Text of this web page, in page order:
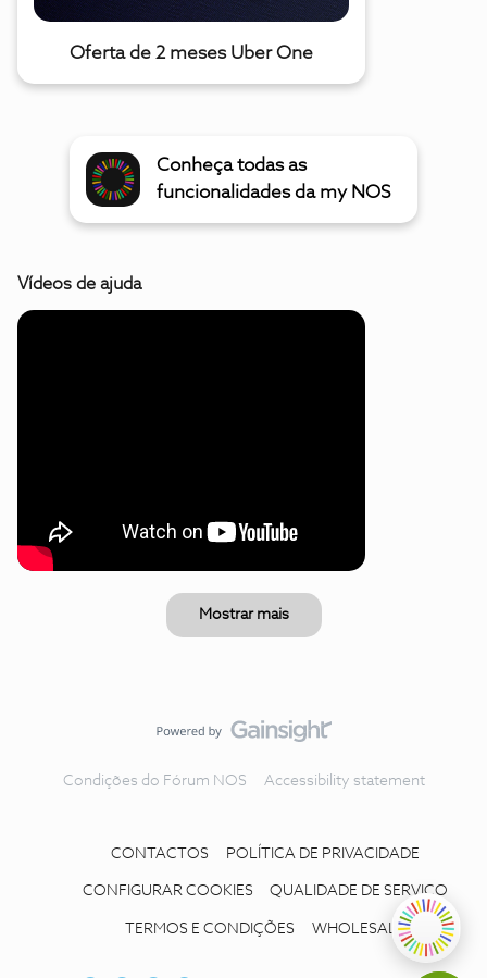
Oferta de 2 meses Uber One
Conheça todas as
funcionalidades da my NOS
Vídeos de ajuda
Mostrar mais
Condições do Fórum NOS Accessibility statement
CONTACTOS POLÍTICA DE PRIVACIDADE
CONFIGURAR COOKIES QUALIDADE DE SERVIÇO
TERMOS E CONDIÇÕES WHOLESALE